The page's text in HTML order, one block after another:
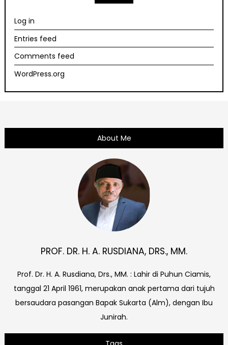
Log in
Entries feed
Comments feed
WordPress.org
About Me
PROF. DR. H. A. RUSDIANA, DRS., MM.
Prof. Dr. H. A. Rusdiana, Drs., MM. : Lahir di Puhun Ciamis,
tanggal 21 April 1961, merupakan anak pertama dari tujuh
bersaudara pasangan Bapak Sukarta (Alm), dengan Ibu
Junirah.